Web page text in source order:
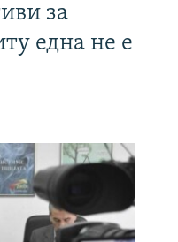
за
една не е